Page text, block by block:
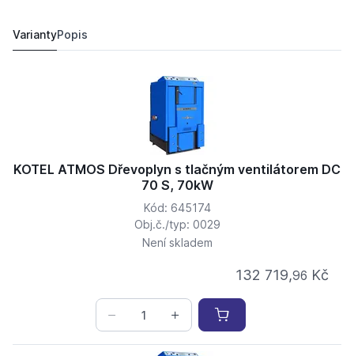
VariantyPopis
KOTEL ATMOS Dřevoplyn s tlačným ventilátorem DC
70 S, 70kW
Kód: 645174
Obj.č./typ: 0029
Není skladem
132 719,96 Kč